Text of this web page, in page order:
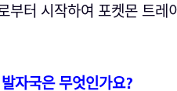
부터 시작하여 포켓몬 트레
자국은 무엇인가요?